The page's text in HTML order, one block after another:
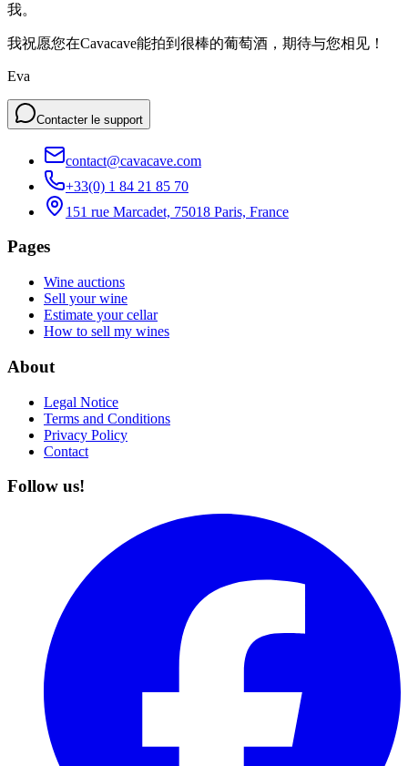
我。
我祝愿您在Cavacave能拍到很棒的葡萄酒，期待与您相见！
Eva
Contacter le support
contact@cavacave.com
+33(0) 1 84 21 85 70
151 rue Marcadet, 75018 Paris, France
Pages
Wine auctions
Sell your wine
Estimate your cellar
How to sell my wines
About
Legal Notice
Terms and Conditions
Privacy Policy
Contact
Follow us!